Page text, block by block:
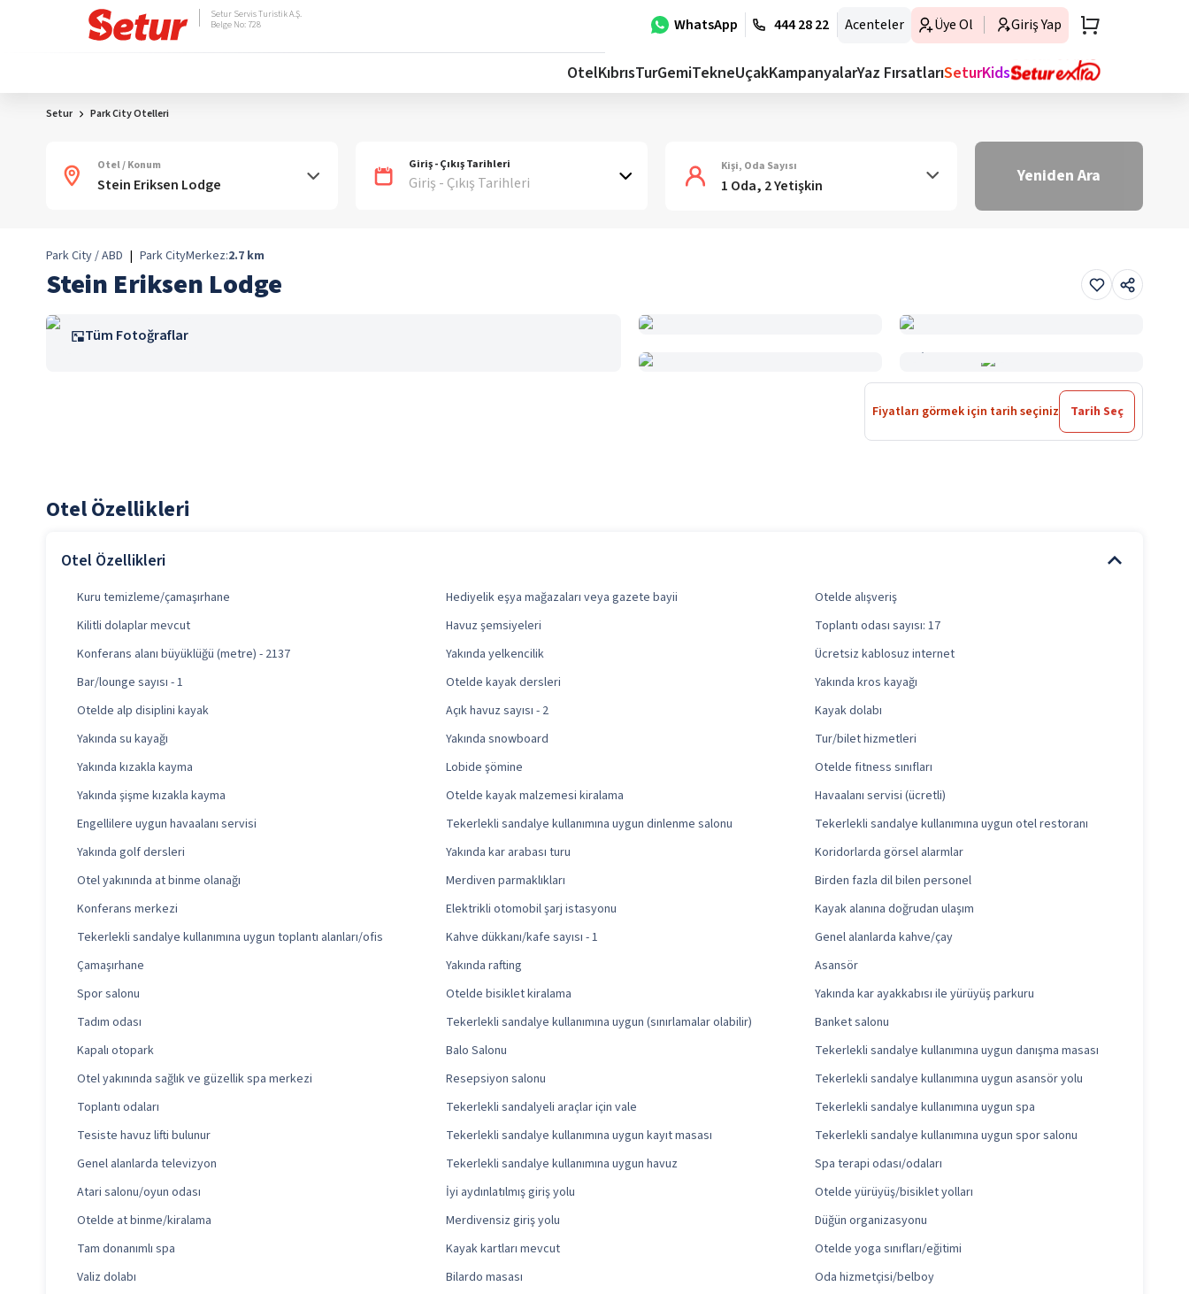
WhatsApp 444 28 22 Acenteler Üye Ol Giriş Yap
Setur Servis Turistik A.Ş.
Belge No: 728
OtelKıbrısTurGemiTekneUçakKampanyalarYaz FırsatlarıSeturKids
Setur Park City Otelleri
Otel / Konum Giriş - Çıkış Tarihleri
Giriş - Çıkış Tarihleri
Kişi, Oda Sayısı
1 Oda, 2 Yetişkin Yeniden Ara
Park City / ABD | Park CityMerkez:2.7 km
Stein Eriksen Lodge
Tüm Fotoğraflar
Fiyatları görmek için tarih seçiniz Tarih Seç
Otel Özellikleri
Otel Özellikleri
Kuru temizleme/çamaşırhane Hediyelik eşya mağazaları veya gazete bayii
Otelde alışveriş
Kilitli dolaplar mevcut
Havuz şemsiyeleri
Toplantı odası sayısı: 17
Konferans alanı büyüklüğü (metre) - 2137
Yakında yelkencilik
Ücretsiz kablosuz internet
Bar/lounge sayısı - 1
Otelde kayak dersleri
Yakında kros kayağı
Otelde alp disiplini kayak
Açık havuz sayısı - 2
Kayak dolabı
Yakında su kayağı
Yakında snowboard
Tur/bilet hizmetleri
Yakında kızakla kayma
Lobide şömine
Otelde fitness sınıfları
Yakında şişme kızakla kayma
Otelde kayak malzemesi kiralama
Havaalanı servisi (ücretli)
Engellilere uygun havaalanı servisi
Tekerlekli sandalye kullanımına uygun dinlenme salonu
Tekerlekli sandalye kullanımına uygun otel restoranı
Yakında golf dersleri
Yakında kar arabası turu
Koridorlarda görsel alarmlar
Otel yakınında at binme olanağı
Merdiven parmaklıkları
Birden fazla dil bilen personel
Konferans merkezi
Elektrikli otomobil şarj istasyonu
Kayak alanına doğrudan ulaşım
Tekerlekli sandalye kullanımına uygun toplantı alanları/ofis
Kahve dükkanı/kafe sayısı - 1
Genel alanlarda kahve/çay
Çamaşırhane
Yakında rafting
Asansör
Spor salonu
Otelde bisiklet kiralama
Yakında kar ayakkabısı ile yürüyüş parkuru
Tadım odası
Tekerlekli sandalye kullanımına uygun (sınırlamalar olabilir)
Banket salonu
Kapalı otopark
Balo Salonu
Tekerlekli sandalye kullanımına uygun danışma masası
Otel yakınında sağlık ve güzellik spa merkezi
Resepsiyon salonu
Tekerlekli sandalye kullanımına uygun asansör yolu
Toplantı odaları
Tekerlekli sandalyeli araçlar için vale
Tekerlekli sandalye kullanımına uygun spa
Tesiste havuz lifti bulunur
Tekerlekli sandalye kullanımına uygun kayıt masası
Tekerlekli sandalye kullanımına uygun spor salonu
Genel alanlarda televizyon
Tekerlekli sandalye kullanımına uygun havuz
Spa terapi odası/odaları
Atari salonu/oyun odası
İyi aydınlatılmış giriş yolu
Otelde yürüyüş/bisiklet yolları
Otelde at binme/kiralama
Merdivensiz giriş yolu
Düğün organizasyonu
Tam donanımlı spa
Kayak kartları mevcut
Otelde yoga sınıfları/eğitimi
Valiz dolabı
Bilardo masası
Oda hizmetçisi/belboy